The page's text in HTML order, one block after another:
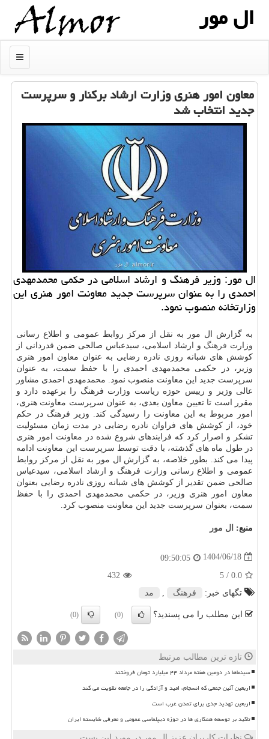
ال مور
منو
معاون امور هنری وزارت ارشاد برکنار و سرپرست
جدید انتخاب شد
ال مور: وزیر فرهنگ و ارشاد اسلامی در حکمی محمدمهدی
احمدی را به عنوان سرپرست جدید معاونت امور هنری این
وزارتخانه منصوب نمود.
به گزارش ال مور به نقل از مرکز روابط عمومی و اطلاع رسانی
وزارت فرهنگ و ارشاد اسلامی، سیدعباس صالحی ضمن قدردانی از
کوشش های شبانه روزی نادره رضایی به عنوان معاون امور هنری
وزیر، در حکمی محمدمهدی احمدی را با حفظ سمت، به عنوان
سرپرست جدید این معاونت منصوب نمود. محمدمهدی احمدی مشاور
عالی وزیر و رییس حوزه ریاست وزارت فرهنگ را برعهده دارد و
مقرر است تا تعیین معاون بعدی، به عنوان سرپرست معاونت هنری،
امور مربوط به این معاونت را رسیدگی کند. وزیر فرهنگ در حکم
خود، از کوشش های فراوان نادره رضایی در مدت زمان مسئولیت
تشکر و اصرار کرد که فرایندهای شروع شده در معاونت امور هنری
در طول ماه های گذشته، با دقت توسط سرپرست این معاونت ادامه
پیدا می کند. بطور خلاصه، به گزارش ال مور به نقل از مرکز روابط
عمومی و اطلاع رسانی وزارت فرهنگ و ارشاد اسلامی، سیدعباس
صالحی ضمن تقدیر از کوشش های شبانه روزی نادره رضایی بعنوان
معاون امور هنری وزیر، در حکمی محمدمهدی احمدی را با حفظ
سمت، بعنوان سرپرست جدید این معاونت منصوب کرد.
منبع: ال مور
1404/06/18
09:50:05
0.0
/ 5
432
تگهای خبر:
فرهنگ مد
این مطلب را می پسندید؟ (0)
(0)
تازه ترین مطالب مرتبط
سینماها در دومین هفته مرداد ۴۴ میلیارد تومان فروختند
اربعین آئین جمعی که انسجام، امید و آزادگی را در جامعه تقویت می کند
اربعین تهدید جدی برای تمدن غرب است
تاکید بر توسعه همکاری ها در حوزه دیپلماسی عمومی و معرفی شایسته ایران